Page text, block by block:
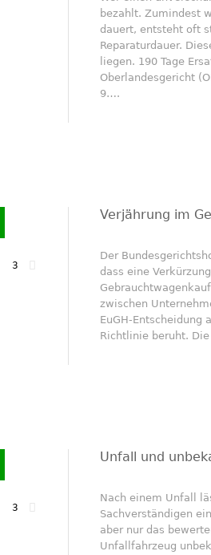
bezahlt. Zumindest
dauert, entsteht oft
Reparaturdauer.
liegen. 190 Tage
Oberlandesgericht
9….
3
Verjährung im
Der
dass eine
zwischen
EuGH-Entscheidung
Richtlinie beruht.
3
Unfall und
Nach einem Unfall
Sachverständigen
aber nur das
Unfallfahrzeug